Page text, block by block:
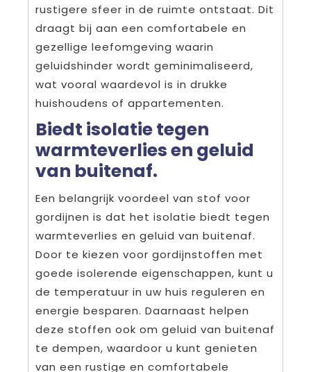
rustigere sfeer in de ruimte ontstaat. Dit
draagt bij aan een comfortabele en
gezellige leefomgeving waarin
geluidshinder wordt geminimaliseerd,
wat vooral waardevol is in drukke
huishoudens of appartementen.
Biedt isolatie tegen
warmteverlies en geluid
van buitenaf.
Een belangrijk voordeel van stof voor
gordijnen is dat het isolatie biedt tegen
warmteverlies en geluid van buitenaf.
Door te kiezen voor gordijnstoffen met
goede isolerende eigenschappen, kunt u
de temperatuur in uw huis reguleren en
energie besparen. Daarnaast helpen
deze stoffen ook om geluid van buitenaf
te dempen, waardoor u kunt genieten
van een rustige en comfortabele